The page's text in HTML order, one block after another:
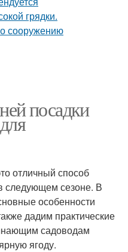
посадки
отличный способ
следующем сезоне. В
особенности
дадим практические
садоводам
ягоду.